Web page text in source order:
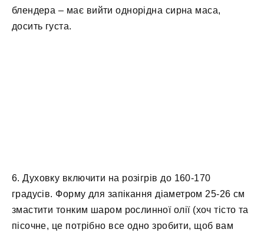
блендера – має вийти однорідна сирна маса,
досить густа.
6. Духовку включити на розігрів до 160-170
градусів. Форму для запікання діаметром 25-26 см
змастити тонким шаром рослинної олії (хоч тісто та
пісочне, це потрібно все одно зробити, щоб вам